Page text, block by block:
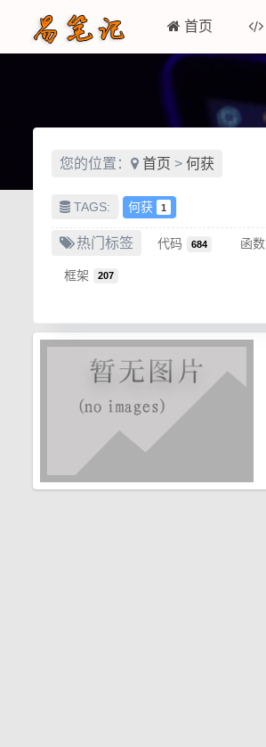
首页
您的位置： 首页 > 何获
TAGS: 何获 1
热门标签 代码 684 函数
框架 207